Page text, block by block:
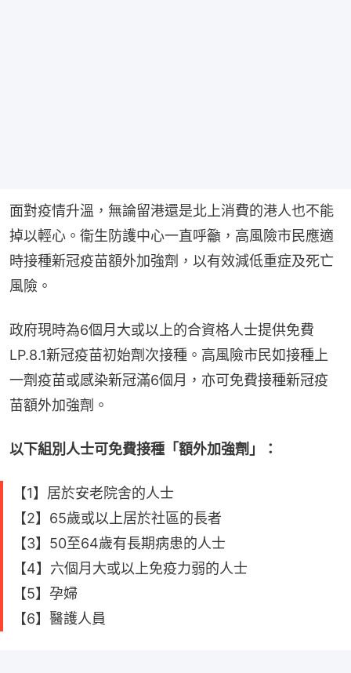
面對疫情升溫，無論留港還是北上消費的港人也不能
掉以輕心。衞生防護中心一直呼籲，高風險市民應適
時接種新冠疫苗額外加強劑，以有效減低重症及死亡
風險。
政府現時為6個月大或以上的合資格人士提供免費
LP.8.1新冠疫苗初始劑次接種。高風險市民如接種上
一劑疫苗或感染新冠滿6個月，亦可免費接種新冠疫
苗額外加強劑。
以下組別人士可免費接種「額外加強劑」：
【1】居於安老院舍的人士
【2】65歲或以上居於社區的長者
【3】50至64歲有長期病患的人士
【4】六個月大或以上免疫力弱的人士
【5】孕婦
【6】醫護人員